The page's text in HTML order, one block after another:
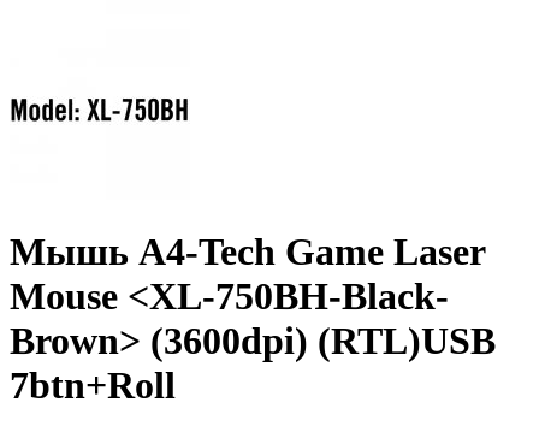
Мышь A4-Tech Game Laser
Mouse <XL-750BH-Black-
Brown> (3600dpi) (RTL)USB
7btn+­Roll